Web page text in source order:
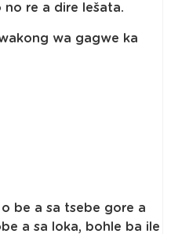
re a dire lešata.
wa gagwe ka
be a sa tsebe gore a
a sa loka, bohle ba ile